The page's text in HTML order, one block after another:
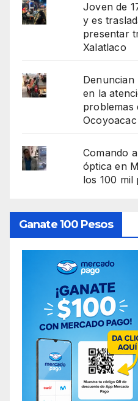
Joven de
y es
presentar
Xalatlaco
Denuncian
en la
problemas
Ocoyoacac
Comando
óptica en
los 100 mil
Ganate 100 Pesos